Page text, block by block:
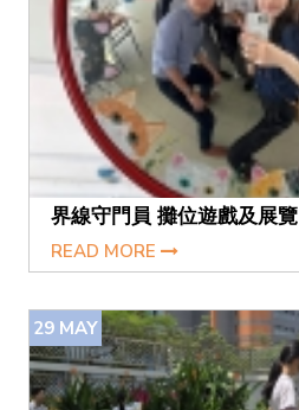
界線守門員 攤位遊戲及展覽
READ MORE
29 MAY